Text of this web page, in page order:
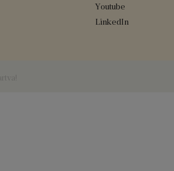
Youtube
LinkedIn